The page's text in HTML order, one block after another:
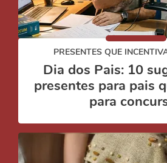
PRESENTES QUE
Dia dos Pais: 10
presentes para pais
para